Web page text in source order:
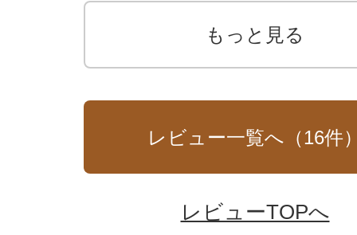
もっと見る
レビュー一覧へ（16件
レビューTOPへ